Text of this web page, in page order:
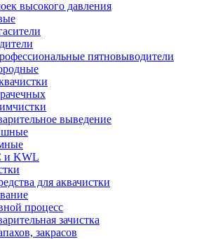
высокого давления
пятновыводители
выведение
и KWL
для аквачистки
процесс
зачистка
закрасов